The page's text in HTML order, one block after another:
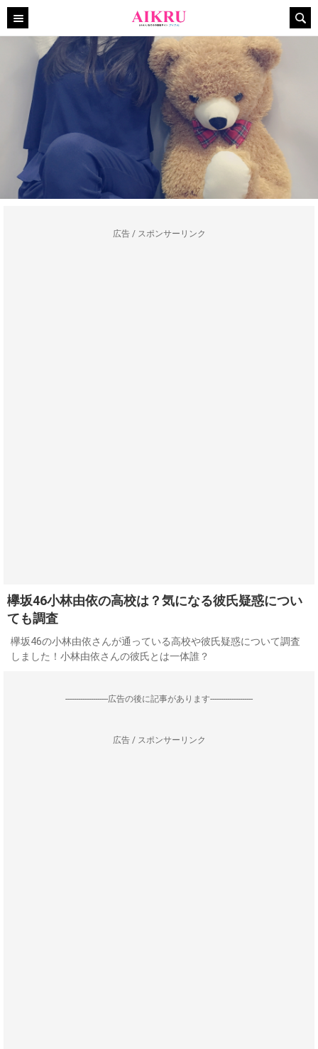
広告 / スポンサーリンク
欅坂46小林由依の高校は？気になる彼氏疑惑につい
ても調査
欅坂46の小林由依さんが通っている高校や彼氏疑惑について調査
しました！小林由依さんの彼氏とは一体誰？
--------------------広告の後に記事があります--------------------
広告 / スポンサーリンク